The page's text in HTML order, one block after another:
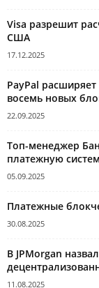
Visa разрешит
США
17.12.2025
PayPal
восемь новых
22.09.2025
Топ-менеджер
платежную
05.09.2025
Платежные
30.08.2025
В JPMorgan
11.08.2025